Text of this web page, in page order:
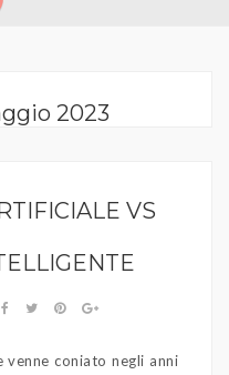
2023
VS
coniato negli anni